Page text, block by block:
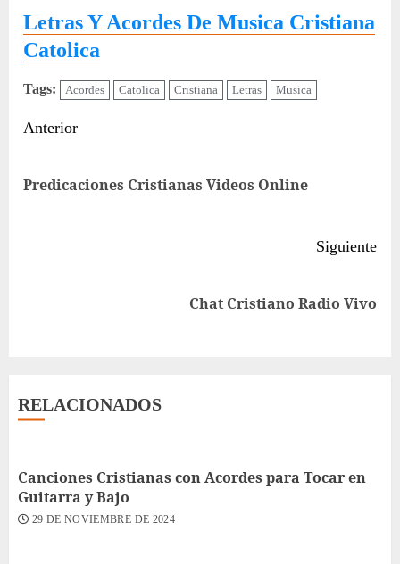
Letras Y Acordes De Musica Cristiana
Catolica
Tags: Acordes Catolica Cristiana Letras Musica
Sigue
Anterior
Predicaciones Cristianas Videos Online
Siguiente
Chat Cristiano Radio Vivo
RELACIONADOS
Canciones Cristianas con Acordes para Tocar en
Guitarra y Bajo
29 DE NOVIEMBRE DE 2024